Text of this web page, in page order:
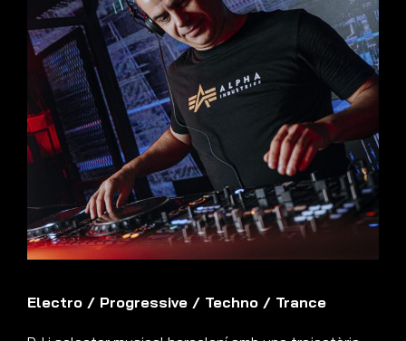
Electro / Progressive / Techno / Trance